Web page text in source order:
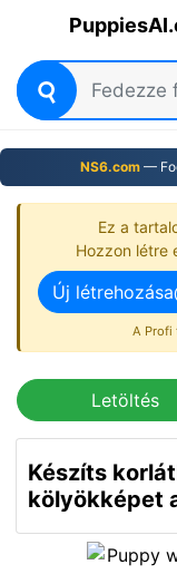
NS6.com —
Ez a
Hozzon létre
Új
A Profi
Letöltés
Készíts
kölyökképet